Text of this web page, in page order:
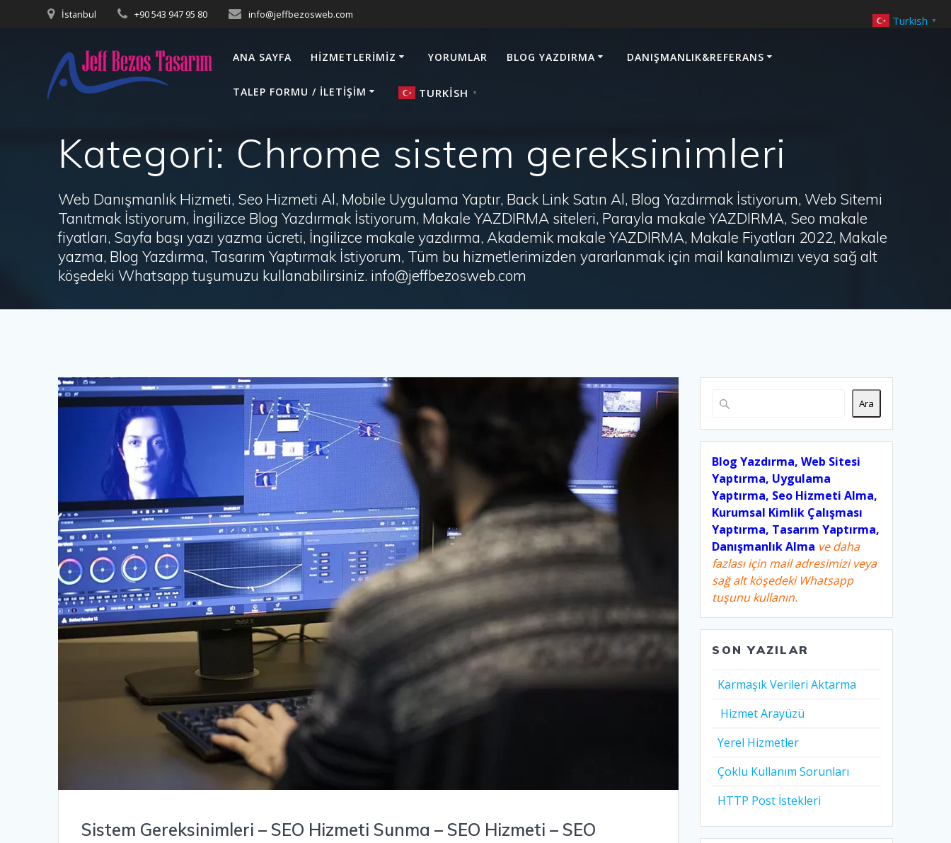
İstanbul +90 543 947 95 80 info@jeffbezosweb.com
ANA SAYFA HIZMETLERIMIZ YORUMLAR BLOG YAZDIRMA DANIŞMANLIK&REFERANS
TALEP FORMU / İLETIŞIM TURKISH ▼
Kategori: Chrome sistem gereksinimleri
Web Danışmanlık Hizmeti, Seo Hizmeti Al, Mobile Uygulama Yaptır, Back Link Satın Al, Blog Yazdırmak İstiyorum, Web Sitemi
Tanıtmak İstiyorum, İngilizce Blog Yazdırmak İstiyorum, Makale YAZDIRMA siteleri, Parayla makale YAZDIRMA, Seo makale
fiyatları, Sayfa başı yazı yazma ücreti, İngilizce makale yazdırma, Akademik makale YAZDIRMA, Makale Fiyatları 2022, Makale
yazma, Blog Yazdırma, Tasarım Yaptırmak İstiyorum, Tüm bu hizmetlerimizden yararlanmak için mail kanalımızı veya sağ alt
köşedeki Whatsapp tuşumuzu kullanabilirsiniz. info@jeffbezosweb.com
Sistem Gereksinimleri – SEO Hizmeti Sunma – SEO Hizmeti – SEO
Ara
Blog Yazdırma, Web Sitesi
Yaptırma, Uygulama
Yaptırma, Seo Hizmeti Alma,
Kurumsal Kimlik Çalışması
Yaptırma, Tasarım Yaptırma,
Danışmanlık Alma ve daha
fazlası için mail adresimizi veya
sağ alt köşedeki Whatsapp
tuşunu kullanın.
SON YAZILAR
Karmaşık Verileri Aktarma
Hizmet Arayüzü
Yerel Hizmetler
Çoklu Kullanım Sorunları
HTTP Post İstekleri
Turkish ▼